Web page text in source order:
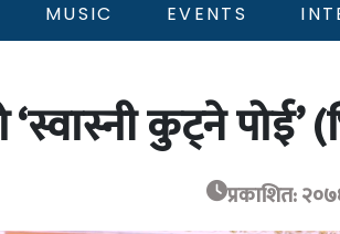
MUSIC EVENTS
कुट्ने पोई’
प्रकाशित: